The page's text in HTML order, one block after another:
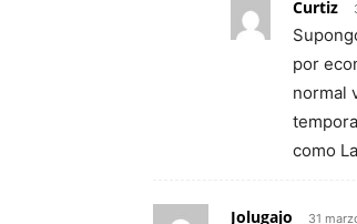
Curtiz
por
normal
como
Jolugajo 31